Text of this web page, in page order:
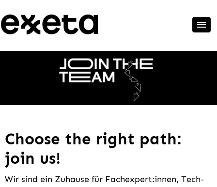
Choose the right path:
join us!
Wir sind ein Zuhause für Fachexpert:innen, Tech-